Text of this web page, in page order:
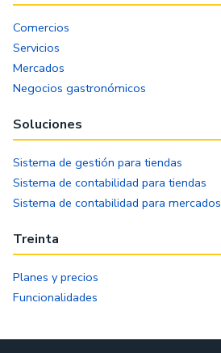
Comercios
Servicios
Mercados
Negocios gastronómicos
Soluciones
Sistema de gestión para tiendas
Sistema de contabilidad para tiendas
Sistema de contabilidad para mercados
Treinta
Planes y precios
Funcionalidades